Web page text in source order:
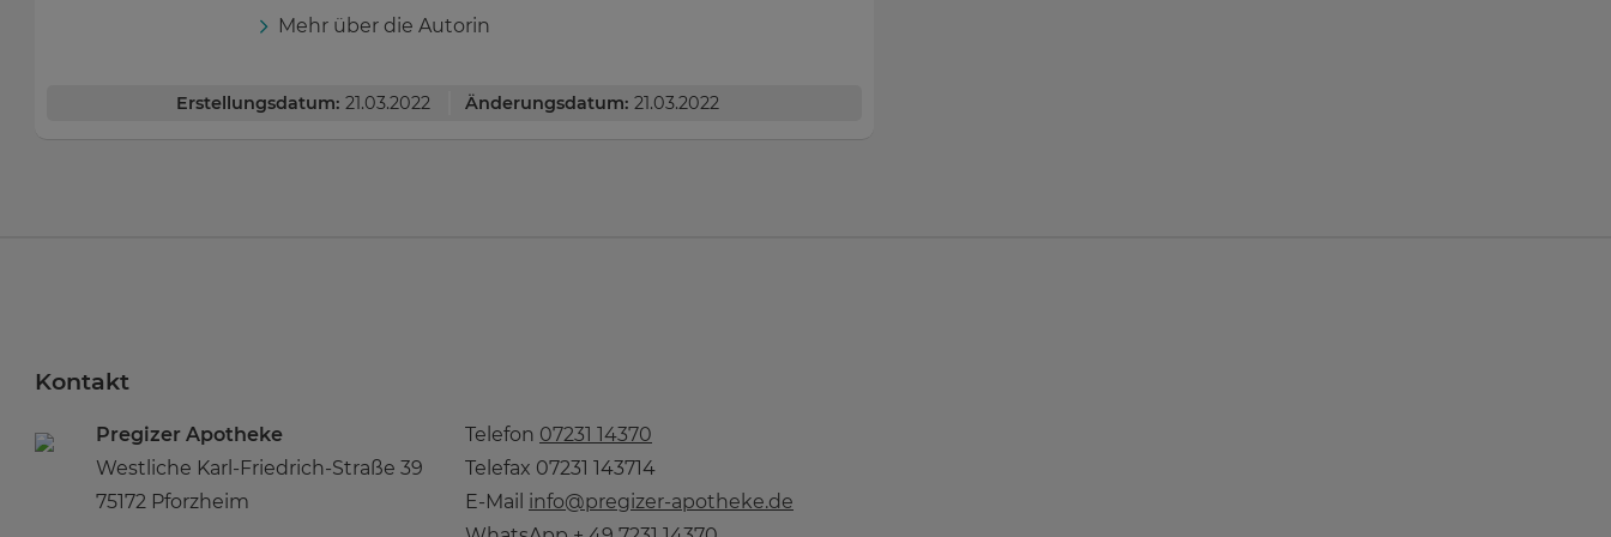
Mehr über die Autorin
Erstellungsdatum: 21.03.2022 Änderungsdatum: 21.03.2022
Kontakt
Pregizer Apotheke
Westliche Karl-Friedrich-Straße 39
75172 Pforzheim
Telefon 07231 14370
Telefax 07231 143714
E-Mail info@pregizer-apotheke.de